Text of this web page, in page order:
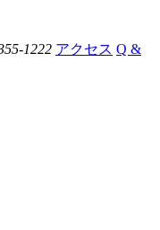
1222 アクセス Q &